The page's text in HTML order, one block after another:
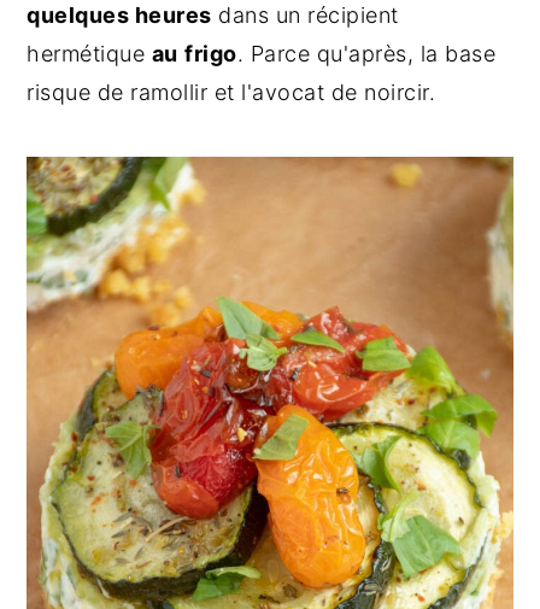
quelques heures dans un récipient
hermétique au frigo. Parce qu'après, la base
risque de ramollir et l'avocat de noircir.